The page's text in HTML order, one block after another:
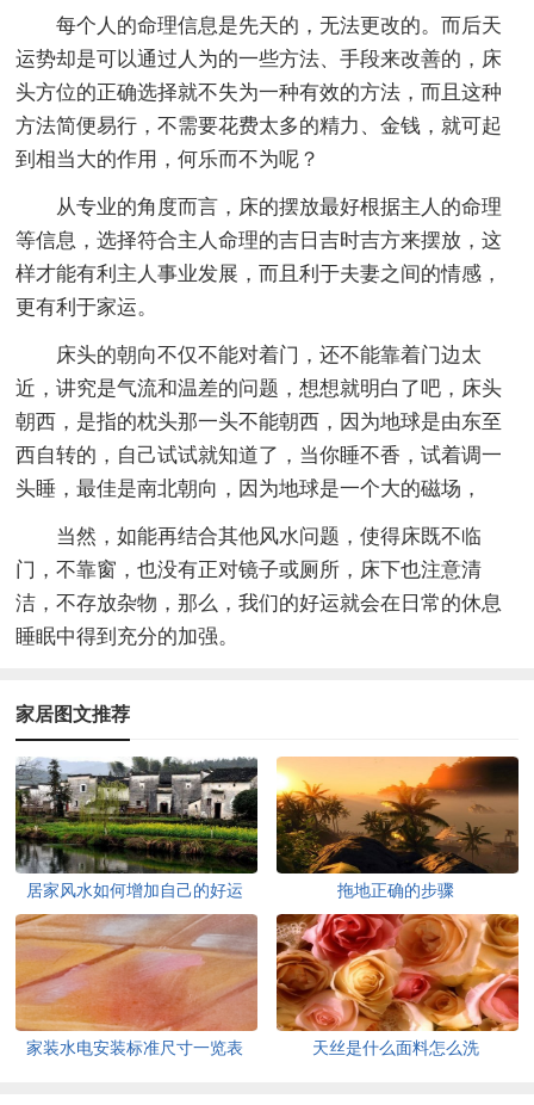
每个人的命理信息是先天的，无法更改的。而后天
运势却是可以通过人为的一些方法、手段来改善的，床
头方位的正确选择就不失为一种有效的方法，而且这种
方法简便易行，不需要花费太多的精力、金钱，就可起
到相当大的作用，何乐而不为呢？
从专业的角度而言，床的摆放最好根据主人的命理
等信息，选择符合主人命理的吉日吉时吉方来摆放，这
样才能有利主人事业发展，而且利于夫妻之间的情感，
更有利于家运。
床头的朝向不仅不能对着门，还不能靠着门边太
近，讲究是气流和温差的问题，想想就明白了吧，床头
朝西，是指的枕头那一头不能朝西，因为地球是由东至
西自转的，自己试试就知道了，当你睡不香，试着调一
头睡，最佳是南北朝向，因为地球是一个大的磁场，
当然，如能再结合其他风水问题，使得床既不临
门，不靠窗，也没有正对镜子或厕所，床下也注意清
洁，不存放杂物，那么，我们的好运就会在日常的休息
睡眠中得到充分的加强。
家居图文推荐
居家风水如何增加自己的好运 拖地正确的步骤
家装水电安装标准尺寸一览表 天丝是什么面料怎么洗